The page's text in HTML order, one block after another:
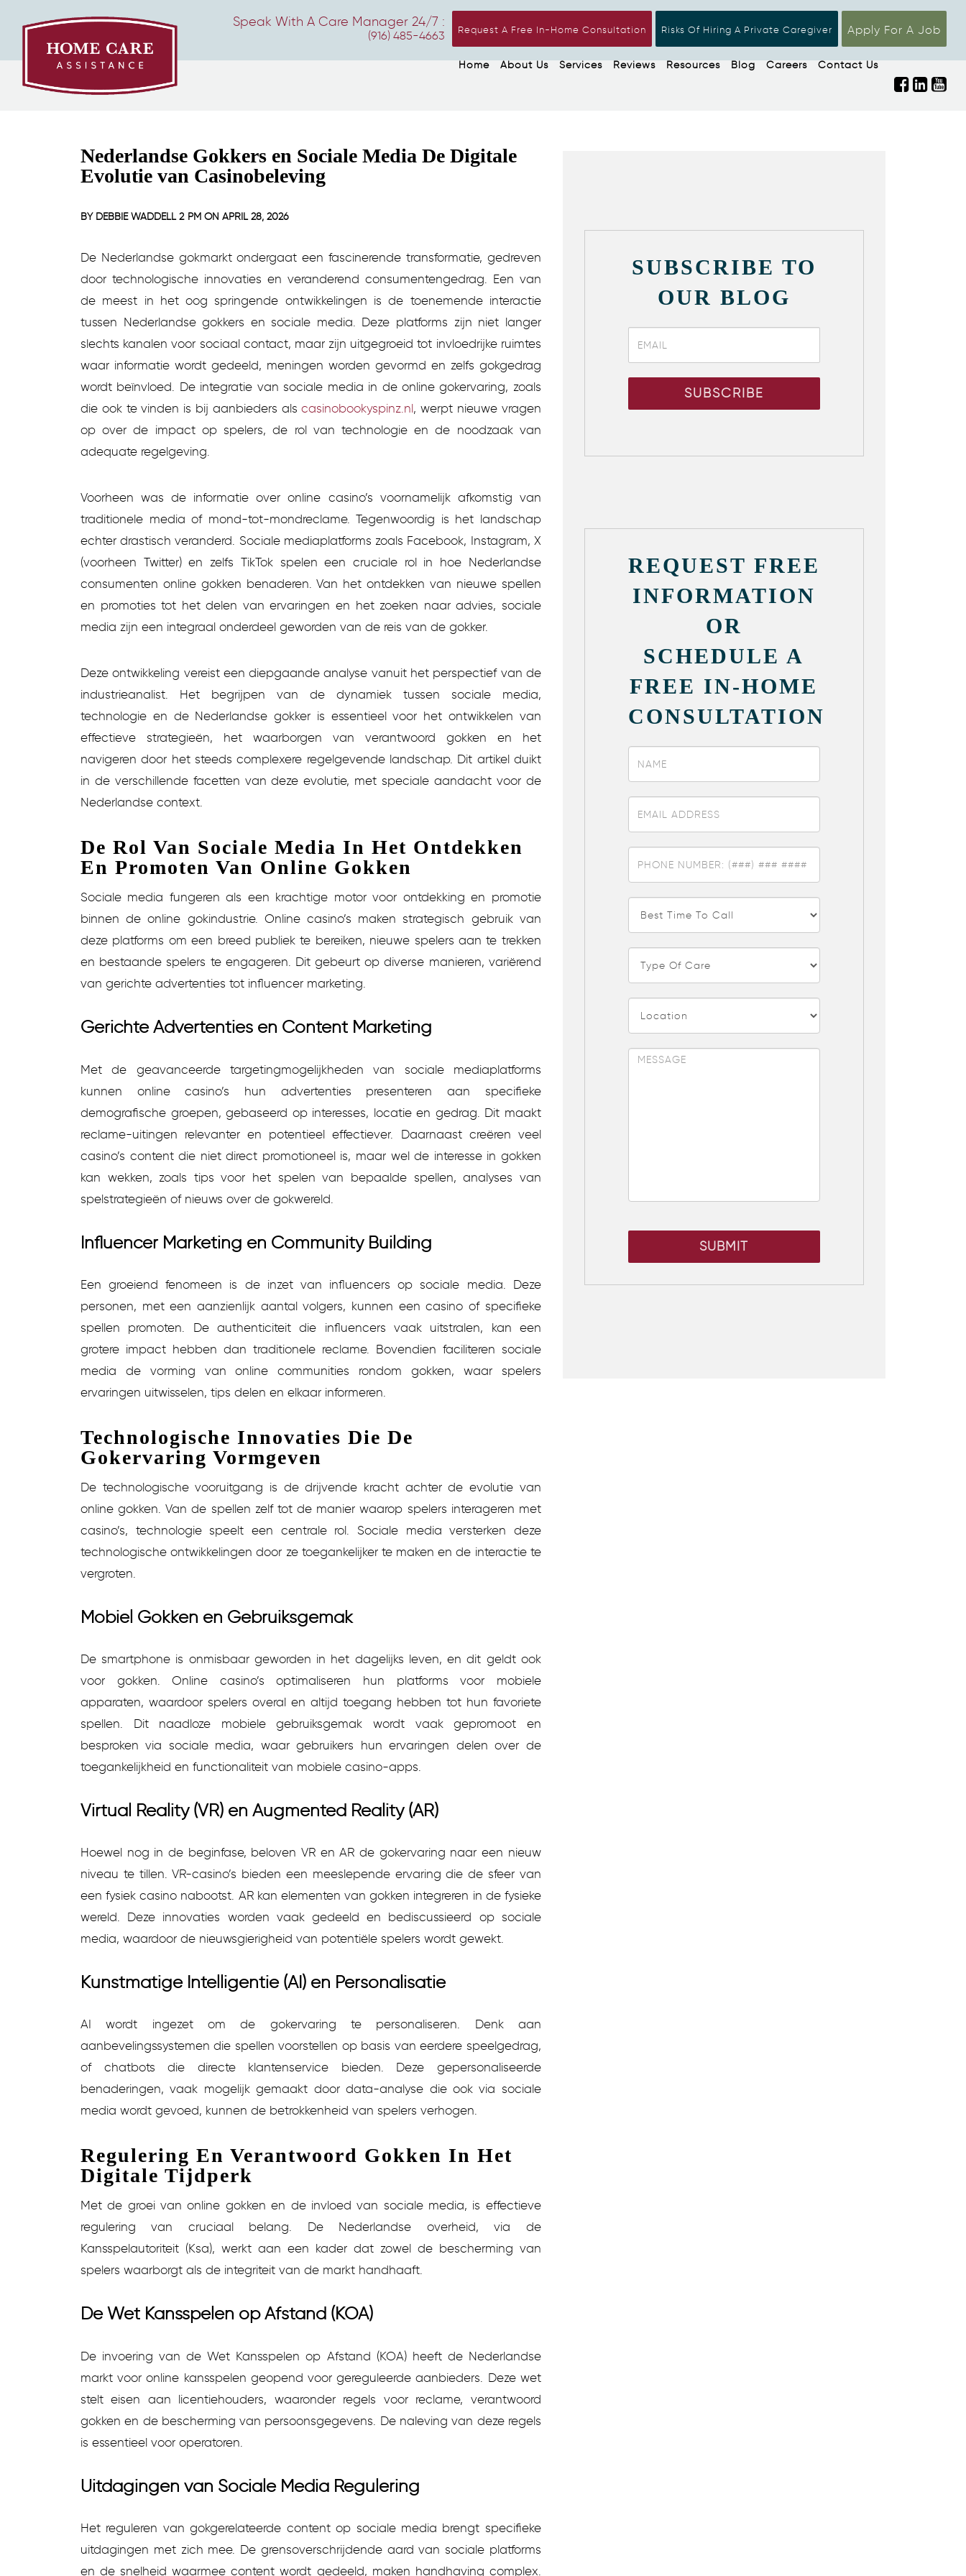
Apply For A Job
Risks Of Hiring A Private Caregiver
Request A Free In-Home Consultation
Speak With A Care Manager 24/7 :
(916) 485-4663
Home About Us Services Reviews Resources Blog Careers Contact Us
Nederlandse Gokkers en Sociale Media De Digitale
Evolutie van Casinobeleving
BY DEBBIE WADDELL2 PM ON APRIL 28, 2026
De Nederlandse gokmarkt ondergaat een fascinerende transformatie, gedreven
door technologische innovaties en veranderend consumentengedrag. Een van
de meest in het oog springende ontwikkelingen is de toenemende interactie
tussen Nederlandse gokkers en sociale media. Deze platforms zijn niet langer
slechts kanalen voor sociaal contact, maar zijn uitgegroeid tot invloedrijke ruimtes
waar informatie wordt gedeeld, meningen worden gevormd en zelfs gokgedrag
wordt beïnvloed. De integratie van sociale media in de online gokervaring, zoals
die ook te vinden is bij aanbieders alscasinobookyspinz.nl, werpt nieuwe vragen
op over de impact op spelers, de rol van technologie en de noodzaak van
adequate regelgeving.
Voorheen was de informatie over online casino’s voornamelijk afkomstig van
traditionele media of mond-tot-mondreclame. Tegenwoordig is het landschap
echter drastisch veranderd. Sociale mediaplatforms zoals Facebook, Instagram, X
(voorheen Twitter) en zelfs TikTok spelen een cruciale rol in hoe Nederlandse
consumenten online gokken benaderen. Van het ontdekken van nieuwe spellen
en promoties tot het delen van ervaringen en het zoeken naar advies, sociale
media zijn een integraal onderdeel geworden van de reis van de gokker.
Deze ontwikkeling vereist een diepgaande analyse vanuit het perspectief van de
industrieanalist. Het begrijpen van de dynamiek tussen sociale media,
technologie en de Nederlandse gokker is essentieel voor het ontwikkelen van
effectieve strategieën, het waarborgen van verantwoord gokken en het
navigeren door het steeds complexere regelgevende landschap. Dit artikel duikt
in de verschillende facetten van deze evolutie, met speciale aandacht voor de
Nederlandse context.
De Rol Van Sociale Media In Het Ontdekken
En Promoten Van Online Gokken
Sociale media fungeren als een krachtige motor voor ontdekking en promotie
binnen de online gokindustrie. Online casino’s maken strategisch gebruik van
deze platforms om een breed publiek te bereiken, nieuwe spelers aan te trekken
en bestaande spelers te engageren. Dit gebeurt op diverse manieren, variërend
van gerichte advertenties tot influencer marketing.
Gerichte Advertenties en Content Marketing
Met de geavanceerde targetingmogelijkheden van sociale mediaplatforms
kunnen online casino’s hun advertenties presenteren aan specifieke
demografische groepen, gebaseerd op interesses, locatie en gedrag. Dit maakt
reclame-uitingen relevanter en potentieel effectiever. Daarnaast creëren veel
casino’s content die niet direct promotioneel is, maar wel de interesse in gokken
kan wekken, zoals tips voor het spelen van bepaalde spellen, analyses van
spelstrategieën of nieuws over de gokwereld.
Influencer Marketing en Community Building
Een groeiend fenomeen is de inzet van influencers op sociale media. Deze
personen, met een aanzienlijk aantal volgers, kunnen een casino of specifieke
spellen promoten. De authenticiteit die influencers vaak uitstralen, kan een
grotere impact hebben dan traditionele reclame. Bovendien faciliteren sociale
media de vorming van online communities rondom gokken, waar spelers
ervaringen uitwisselen, tips delen en elkaar informeren.
Technologische Innovaties Die De
Gokervaring Vormgeven
De technologische vooruitgang is de drijvende kracht achter de evolutie van
online gokken. Van de spellen zelf tot de manier waarop spelers interageren met
casino’s, technologie speelt een centrale rol. Sociale media versterken deze
technologische ontwikkelingen door ze toegankelijker te maken en de interactie te
vergroten.
Mobiel Gokken en Gebruiksgemak
De smartphone is onmisbaar geworden in het dagelijks leven, en dit geldt ook
voor gokken. Online casino’s optimaliseren hun platforms voor mobiele
apparaten, waardoor spelers overal en altijd toegang hebben tot hun favoriete
spellen. Dit naadloze mobiele gebruiksgemak wordt vaak gepromoot en
besproken via sociale media, waar gebruikers hun ervaringen delen over de
toegankelijkheid en functionaliteit van mobiele casino-apps.
Virtual Reality (VR) en Augmented Reality (AR)
Hoewel nog in de beginfase, beloven VR en AR de gokervaring naar een nieuw
niveau te tillen. VR-casino’s bieden een meeslepende ervaring die de sfeer van
een fysiek casino nabootst. AR kan elementen van gokken integreren in de fysieke
wereld. Deze innovaties worden vaak gedeeld en bediscussieerd op sociale
media, waardoor de nieuwsgierigheid van potentiële spelers wordt gewekt.
Kunstmatige Intelligentie (AI) en Personalisatie
AI wordt ingezet om de gokervaring te personaliseren. Denk aan
aanbevelingssystemen die spellen voorstellen op basis van eerdere speelgedrag,
of chatbots die directe klantenservice bieden. Deze gepersonaliseerde
benaderingen, vaak mogelijk gemaakt door data-analyse die ook via sociale
media wordt gevoed, kunnen de betrokkenheid van spelers verhogen.
Regulering En Verantwoord Gokken In Het
Digitale Tijdperk
Met de groei van online gokken en de invloed van sociale media, is effectieve
regulering van cruciaal belang. De Nederlandse overheid, via de
Kansspelautoriteit (Ksa), werkt aan een kader dat zowel de bescherming van
spelers waarborgt als de integriteit van de markt handhaaft.
De Wet Kansspelen op Afstand (KOA)
De invoering van de Wet Kansspelen op Afstand (KOA) heeft de Nederlandse
markt voor online kansspelen geopend voor gereguleerde aanbieders. Deze wet
stelt eisen aan licentiehouders, waaronder regels voor reclame, verantwoord
gokken en de bescherming van persoonsgegevens. De naleving van deze regels
is essentieel voor operatoren.
Uitdagingen van Sociale Media Regulering
Het reguleren van gokgerelateerde content op sociale media brengt specifieke
uitdagingen met zich mee. De grensoverschrijdende aard van sociale platforms
en de snelheid waarmee content wordt gedeeld, maken handhaving complex.
SUBSCRIBE TO
OUR BLOG
REQUEST FREE
INFORMATION
OR
SCHEDULE A
FREE IN-HOME
CONSULTATION
SUBMIT